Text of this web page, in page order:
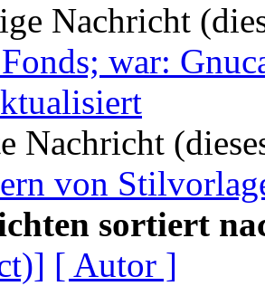
Nachricht
war:
Nachricht
von
sortiert
[ Autor ]